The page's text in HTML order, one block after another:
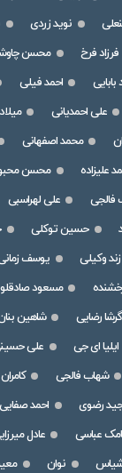
نوید زردی
فرزاد فرخ محسن
بابایی احمد فیلی
علی احمدیانی
محمد اصفهانی
علیزاده محسن
فالجی علی لهراسبی
حسین توکلی
وکیلی یوسف
مسعود صادقلو
گرشا رضایی شاهین
ایلیا ای جی علی
شهاب فالجی
رضوی احمد صفایی
عباسی عادل
نوان